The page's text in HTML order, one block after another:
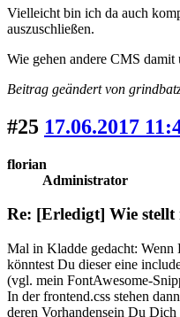
Vielleicht bin ich da auch
auszuschließen.
Wie gehen andere CMS damit
Beitrag geändert von
#25 17.06.2017
florian
Administrator
Re: [Erledigt] Wie
Mal in Kladde gedacht:
könntest Du dieser eine
(vgl. mein FontAwesome-
In der frontend.css stehen
deren Vorhandensein Du Dich